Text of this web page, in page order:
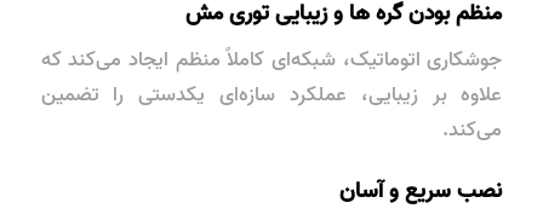
منظم بودن گره ها و زیبایی توری مش
جوشکاری اتوماتیک، شبکه‌ای کاملاً منظم ایجاد می‌کند که
علاوه بر زیبایی، عملکرد سازه‌ای یکدستیرا تضمین
می‌کند.
نصب سریع و آسان